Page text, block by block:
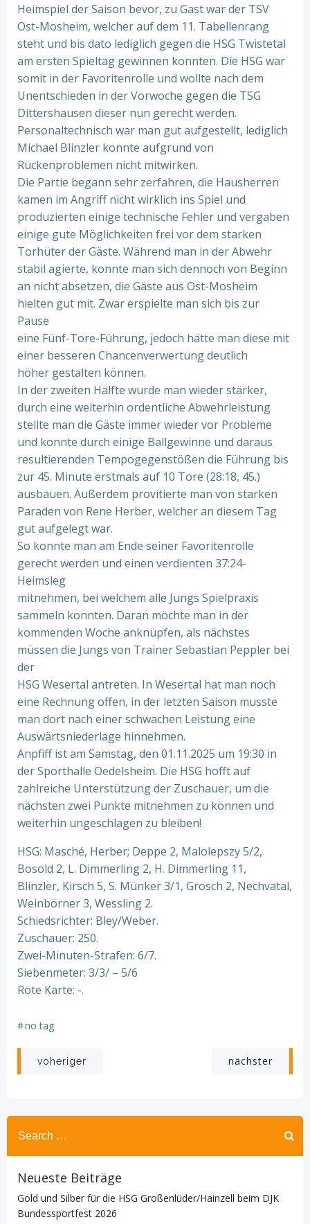
Heimspiel der Saison bevor, zu Gast war der TSV
Ost-Mosheim, welcher auf dem 11. Tabellenrang
steht und bis dato lediglich gegen die HSG Twistetal
am ersten Spieltag gewinnen konnten. Die HSG war
somit in der Favoritenrolle und wollte nach dem
Unentschieden in der Vorwoche gegen die TSG
Dittershausen dieser nun gerecht werden.
Personaltechnisch war man gut aufgestellt, lediglich
Michael Blinzler konnte aufgrund von
Rückenproblemen nicht mitwirken.
Die Partie begann sehr zerfahren, die Hausherren
kamen im Angriff nicht wirklich ins Spiel und
produzierten einige technische Fehler und vergaben
einige gute Möglichkeiten frei vor dem starken
Torhüter der Gäste. Während man in der Abwehr
stabil agierte, konnte man sich dennoch von Beginn
an nicht absetzen, die Gäste aus Ost-Mosheim
hielten gut mit. Zwar erspielte man sich bis zur
Pause
eine Fünf-Tore-Führung, jedoch hätte man diese mit
einer besseren Chancenverwertung deutlich
höher gestalten können.
In der zweiten Hälfte wurde man wieder stärker,
durch eine weiterhin ordentliche Abwehrleistung
stellte man die Gäste immer wieder vor Probleme
und konnte durch einige Ballgewinne und daraus
resultierenden Tempogegenstößen die Führung bis
zur 45. Minute erstmals auf 10 Tore (28:18, 45.)
ausbauen. Außerdem provitierte man von starken
Paraden von Rene Herber, welcher an diesem Tag
gut aufgelegt war.
So konnte man am Ende seiner Favoritenrolle
gerecht werden und einen verdienten 37:24-
Heimsieg
mitnehmen, bei welchem alle Jungs Spielpraxis
sammeln konnten. Daran möchte man in der
kommenden Woche anknüpfen, als nächstes
müssen die Jungs von Trainer Sebastian Peppler bei
der
HSG Wesertal antreten. In Wesertal hat man noch
eine Rechnung offen, in der letzten Saison musste
man dort nach einer schwachen Leistung eine
Auswärtsniederlage hinnehmen.
Anpfiff ist am Samstag, den 01.11.2025 um 19:30 in
der Sporthalle Oedelsheim. Die HSG hofft auf
zahlreiche Unterstützung der Zuschauer, um die
nächsten zwei Punkte mitnehmen zu können und
weiterhin ungeschlagen zu bleiben!
HSG: Masché, Herber; Deppe 2, Malolepszy 5/2,
Bosold 2, L. Dimmerling 2, H. Dimmerling 11,
Blinzler, Kirsch 5, S. Münker 3/1, Grosch 2, Nechvatal,
Weinbörner 3, Wessling 2.
Schiedsrichter: Bley/Weber.
Zuschauer: 250.
Zwei-Minuten-Strafen: 6/7.
Siebenmeter: 3/3/ – 5/6
Rote Karte: -.
#no tag
Beitragsnavigation
voheriger nächster
Search
for:
Neueste Beiträge
Gold und Silber für die HSG Großenlüder/Hainzell beim DJK
Bundessportfest 2026